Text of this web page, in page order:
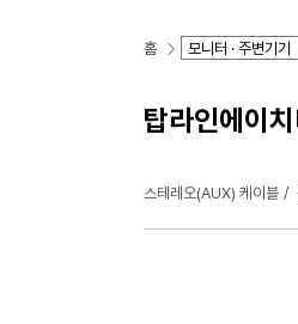
홈
탑라인에이
스테레오(AUX) 케이블